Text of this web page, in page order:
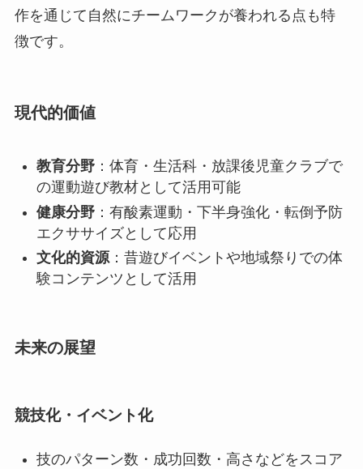
作を通じて自然にチームワークが養われる点も特
徴です。
現代的価値
教育分野：体育・生活科・放課後児童クラブで
の運動遊び教材として活用可能
健康分野：有酸素運動・下半身強化・転倒予防
エクササイズとして応用
文化的資源：昔遊びイベントや地域祭りでの体
験コンテンツとして活用
未来の展望
競技化・イベント化
技のパターン数・成功回数・高さなどをスコア